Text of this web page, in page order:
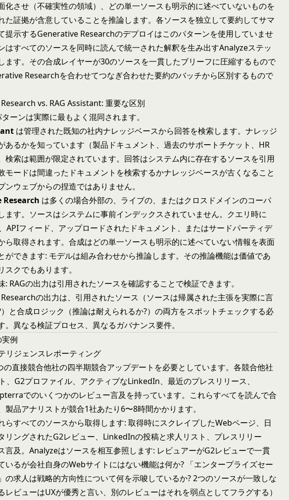
化させ（不確実性の領域）、どの単一ソースも明示的に述べていないものを
た証拠が含意していることを推論します。各ソースを独立して要約してサマ
提示するGenerative Researchのデプロイはこのパターンを使用していませ
はすべてのソースを同時に読んで統一された解釈を生み出すAnalyzeステッ
ます。その合成レイヤーが30のソースを一貫したブリーフに圧縮するもので
Researchを合わせてつなぎ合わせた要約のバッチから区別するもので
vs. RAG Assistant: 重要な区別
ーンは実際に最もよく混同されます。
は管理された既知の社内ナレッジベースから回答を検索します。ナレッジ
あるかを知っています（製品ドキュメント、過去のサポートチケット、HR
検索は範囲が限定されています。回答はシステム内に存在するソースを引用
モードは間違ったドキュメントを検索するかナレッジベースが古くなること
ンウェブからの捏造ではありません。
は多くの場合外部の、ライブの、またはクロスドメインのコーパ
ます。ソースはシステムに事前インデックスされていません。クエリ時に
APIフィード、アップロードされたドキュメント、またはサードパーティデ
ら取得されます。合成はどの単一ソースも明示的に述べていない情報を表面
ができます: モデルは組み合わせから推論します。その推論機能は価値であ
スクでもあります。
: RAGの出力は引用されたソースを確認することで検証できます。
の出力は、引用されたソース（ソースは帰属された主張を実際に言
と合成ロジック（推論は耐えられるか?）の両方をスポットチェックする必
。異なる検証プロセス、異なるガバナンス要件。
例
リジェンスレポーティング
の直接競合他社の四半期競合アップデートを必要としています。各競合他社
、G2プロファイル、アクティブなLinkedIn、最近のプレスリリース、
でのいくつかのレビュー言及を持っています。これらすべてを読んで合
製品アナリストが競合1社あたり6〜8時間かかります。
らすべてのソースから取得します: 取得時にスクレイプしたWebページ、日
リングされたG2レビュー、LinkedInの投稿と求人リスト、プレスリリー
言及。Analyzeはソースを相互参照します: レビュアーがG2レビューで一貫
いるが会社自身のWebサイトにはない機能は何か? 「エンタープライズセー
の求人は戦略的方向性について何を示唆しているか? 2つのソースが一致しな
レビューはUXが優秀と言い、別のレビューはそれを弱点としてフラグする）